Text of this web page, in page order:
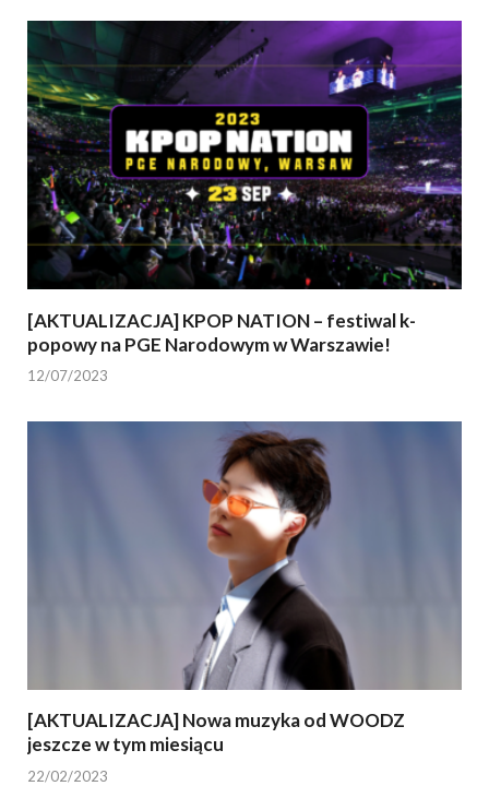
[AKTUALIZACJA] KPOP NATION – festiwal k-
popowy na PGE Narodowym w Warszawie!
12/07/2023
[AKTUALIZACJA] Nowa muzyka od WOODZ
jeszcze w tym miesiącu
22/02/2023